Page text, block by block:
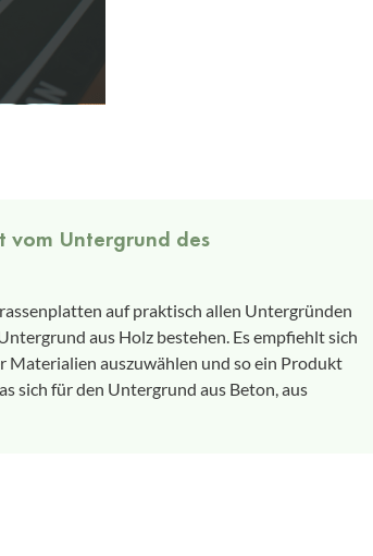
vom Untergrund des
auf praktisch allen Untergründen
aus Holz bestehen. Es empfiehlt sich
Materialien auszuwählen und so ein Produkt
sich für den Untergrund aus Beton, aus